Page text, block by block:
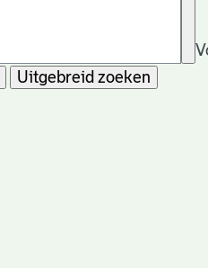
Uitgebreid zoeken